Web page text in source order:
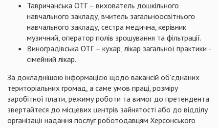
Тавричанська ОТГ – вихователь дошкільного
навчального закладу, вчитель загальноосвітнього
навчального закладу, сестра медична, керівник
музичний, оператор полів зрошування та фільтрації.
Виноградівська ОТГ – кухар, лікар загальної практики -
сімейний лікар.
За докладнішою інформацією щодо вакансій об'єднаних
територіальних громад, а саме умов праці, розміру
заробітної плати, режиму роботи та вимог до претендента
звертайтеся до місцевих центрів зайнятості або до відділу
організації надання послуг роботодавцям Херсонського